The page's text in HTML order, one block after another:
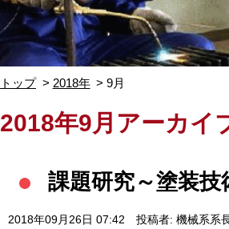
トップ 2018年 9月
2018年9月アーカイ
課題研究～塗装技
2018年09月26日 07:42 投稿者: 機械系系